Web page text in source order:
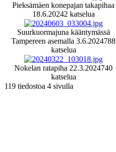
Pieksämäen konepajan takapihaa
18.6.20242 katselua
Suurkuormajuna kääntymässä
Tampereen asemalla 3.6.2024788
katselua
Nokelan ratapiha 22.3.2024740
katselua
119 tiedostoa 4 sivulla